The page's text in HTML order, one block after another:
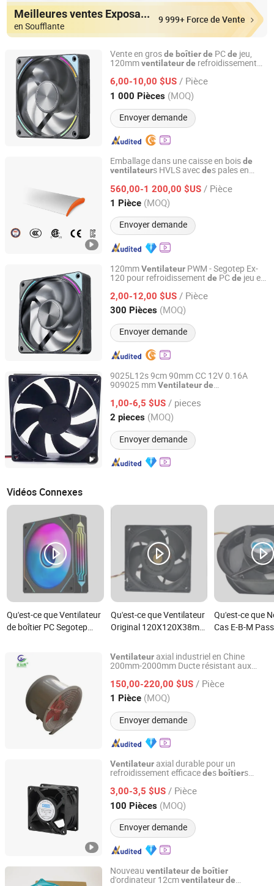
Meilleures ventes Exposants
en Soufflante
9 999+ Force de Vente
Vente en grosde boîtierde PCde jeu,
120mmventilateurde refroidissement
6,00-10,00 $US / Pièce
1 000 Pièces (MOQ)
Envoyer demande
Segotep Electronic Technology Co., Ltd.
Guangdong, China Depuis 2020
Emballage dans une caisse en boisde
ventilateurs HVLS avecdes pales en
560,00-1 200,00 $US / Pièce
1 Pièce (MOQ)
Envoyer demande
Fujian Mindong IMP. & EXP. Co., Ltd.
Fujian, China Depuis 2009
120mmVentilateur PWM - Segotep Ex-
120 pour refroidissement de PCde jeu et
2,00-12,00 $US / Pièce
300 Pièces (MOQ)
Envoyer demande
Segotep Electronic Technology Co., Ltd.
Guangdong, China Depuis 2020
9025L12s 9cm 90mm CC 12V 0.16A
909025 mmVentilateurde
d'ordinateur
1,00-6,5 $US / pieces
2 pieces (MOQ)
Envoyer demande
Hangzhou Beron Motor Co., Ltd.
Zhejiang, China Depuis 2025
Vidéos Connexes
Qu'est-ce que Ventilateur
de boîtier PC Segotep
de haute qualité
Qu'est-ce que Ventilateur
Original 120X120X38mm
Plastique & Boîtier Ultra
Mince Ventilateur
Continu 120mm
Extracteur Radial 24
Ventilateurs d'Exhaustion
Volt
Qu'est-ce que
Cas E-B-M
172mm 24V
Ventilateurs de
Industriels
Ventilateur axial industriel en Chine
200mm-2000mm Ducte résistant aux
inoxydable Lames efficaces Électrique
OEM ODM
150,00-220,00 $US / Pièce
1 Pièce (MOQ)
Envoyer demande
Dezhou Zhengyun Air Conditioning Equipment Co., Ltd.
Shandong, China Depuis 2025
Ventilateur axial durable pour un
refroidissement efficacedes boîtiers
3,00-3,5 $US / Pièce
100 Pièces (MOQ)
Envoyer demande
Dongguan Xingdong Electronics Co., Ltd.
Guangdong, China Depuis 2019
Nouveau ventilateurde boîtier
d'ordinateur 12cmventilateurde